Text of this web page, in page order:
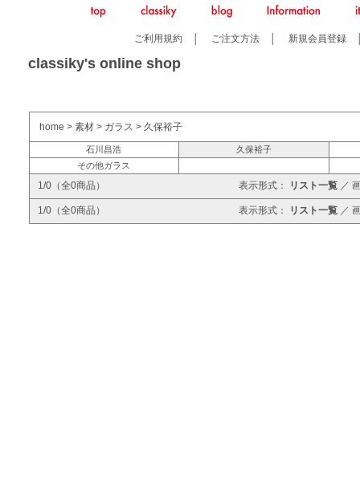
ご利用規約 ご注文方法 新規会員登録
classiky's online shop
home > 素材 > ガラス > 久保裕子
石川昌浩
久保裕子
その他ガラス
1/0（全0商品） 表示形式： リスト一覧 ／
1/0（全0商品） 表示形式： リスト一覧 ／